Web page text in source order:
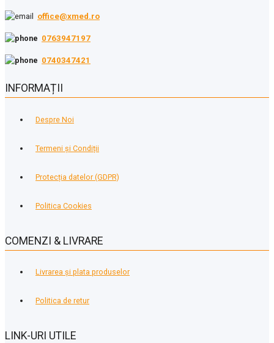
office@xmed.ro
0763947197
0740347421
INFORMAȚII
Despre Noi
Termeni și Condiții
Protecția datelor (GDPR)
Politica Cookies
COMENZI & LIVRARE
Livrarea și plata produselor
Politica de retur
LINK-URI UTILE